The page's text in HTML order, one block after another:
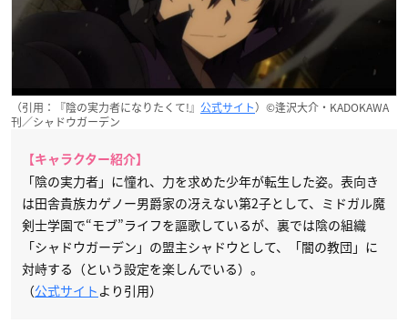
（引用：『陰の実力者になりたくて!』 公式サイト）©逢沢大介・KADOKAWA
刊／シャドウガーデン
【キャラクター紹介】
「陰の実力者」に憧れ、力を求めた少年が転生した姿。表向き
は田舎貴族カゲノー男爵家の冴えない第2子として、ミドガル魔
剣士学園で“モブ”ライフを謳歌しているが、裏では陰の組織
「シャドウガーデン」の盟主シャドウとして、「闇の教団」に
対峙する（という設定を楽しんでいる）。
（公式サイト より引用）